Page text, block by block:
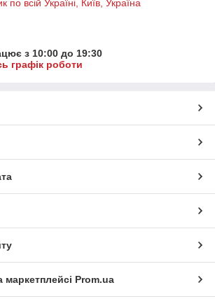
по всій Україні, Київ, Україна
з 10:00 до 19:30
графік роботи
маркетплейсі Prom.ua